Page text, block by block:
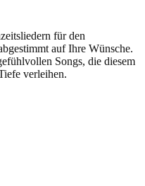
für den
auf Ihre Wünsche.
Songs, die diesem
verleihen.